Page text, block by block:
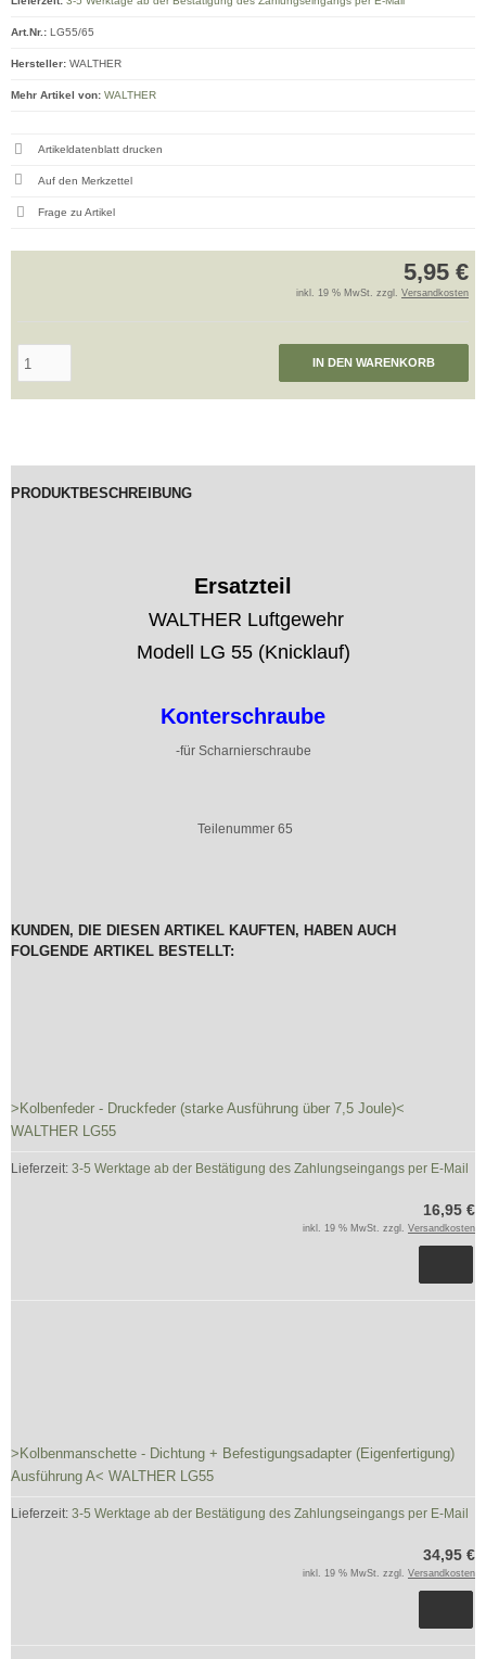
5,95 €
inkl. 19 % MwSt. zzgl. Versandkosten
IN DEN WARENKORB
Art.Nr.: LG55/65
Hersteller: WALTHER
Mehr Artikel von: WALTHER
Artikeldatenblatt drucken
Frage zu Artikel
PRODUKTBESCHREIBUNG
Ersatzteil
WALTHER Luftgewehr
Modell LG 55 (Knicklauf)
Konterschraube
-für Scharnierschraube
Teilenummer 65
KUNDEN, DIE DIESEN ARTIKEL KAUFTEN, HABEN AUCH
FOLGENDE ARTIKEL BESTELLT:
>Kolbenfeder - Druckfeder (starke Ausführung über 7,5 Joule)<
WALTHER LG55
Lieferzeit: 3-5 Werktage ab der Bestätigung des Zahlungseingangs per E-Mail
16,95 €
inkl. 19 % MwSt. zzgl. Versandkosten
>Kolbenmanschette - Dichtung + Befestigungsadapter (Eigenfertigung)
Ausführung A< WALTHER LG55
Lieferzeit: 3-5 Werktage ab der Bestätigung des Zahlungseingangs per E-Mail
34,95 €
inkl. 19 % MwSt. zzgl. Versandkosten